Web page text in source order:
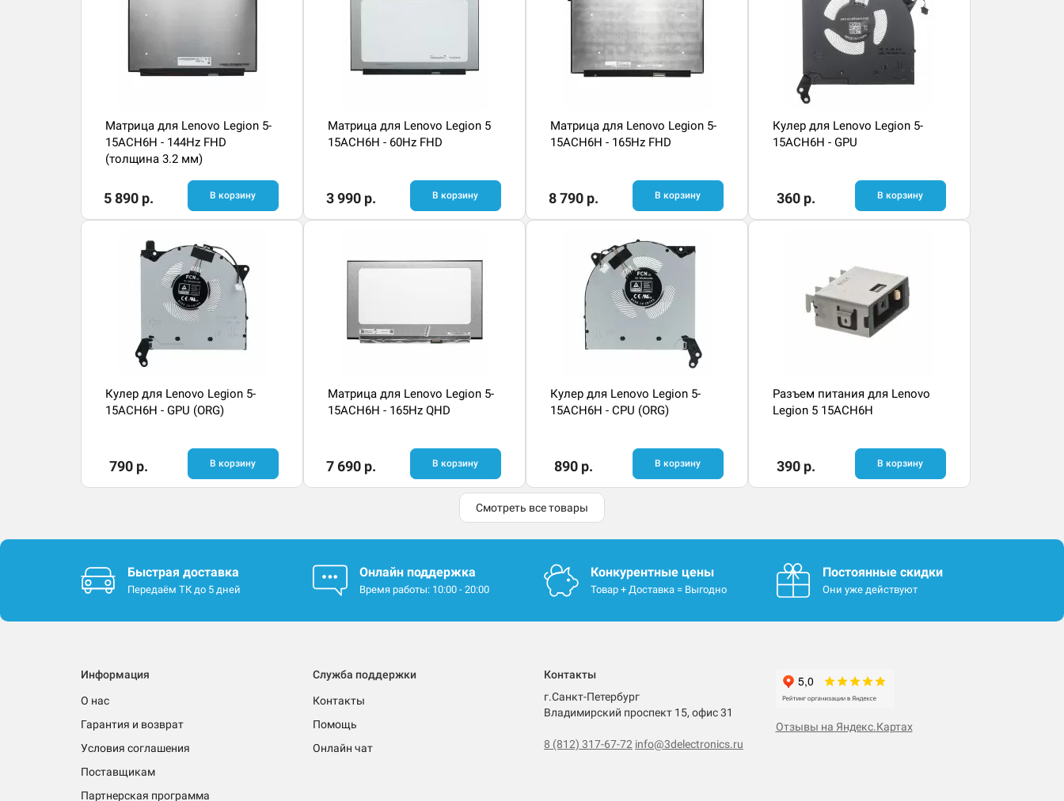
Матрица для Lenovo Legion 5-
15ACH6H - 144Hz FHD
(толщина 3.2 мм)
5 890 р. В корзину
Матрица для Lenovo Legion 5
15ACH6H - 60Hz FHD
3 990 р. В корзину
Матрица для Lenovo Legion 5-
15ACH6H - 165Hz FHD
8 790 р. В корзину
Кулер для Lenovo Legion 5-
15ACH6H - GPU
360 р. В корзину
Кулер для Lenovo Legion 5-
15ACH6H - GPU (ORG)
790 р. В корзину
Матрица для Lenovo Legion 5-
15ACH6H - 165Hz QHD
7 690 р. В корзину
Кулер для Lenovo Legion 5-
15ACH6H - CPU (ORG)
890 р. В корзину
Разъем питания для Lenovo
Legion 5 15ACH6H
390 р. В корзину
Смотреть все товары
Быстрая доставка
Передаём ТК до 5 дней
Онлайн поддержка
Время работы: 10:00 - 20:00
Конкурентные цены
Товар + Доставка = Выгодно
Постоянные скидки
Они уже действуют
Информация
О нас
Гарантия и возврат
Условия соглашения
Поставщикам
Партнерская программа
Служба поддержки
Контакты
Помощь
Онлайн чат
Контакты
г.Санкт-Петербург
Владимирский проспект 15, офис 31
8 (812) 317-67-72 info@3delectronics.ru
Отзывы на Яндекс.Картах